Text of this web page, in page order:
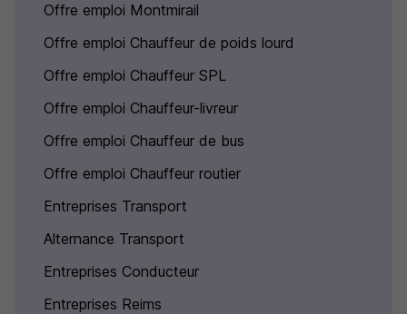
Offre emploi Montmirail
Offre emploi Chauffeur de poids lourd
Offre emploi Chauffeur SPL
Offre emploi Chauffeur-livreur
Offre emploi Chauffeur de bus
Offre emploi Chauffeur routier
Entreprises Transport
Alternance Transport
Entreprises Conducteur
Entreprises Reims